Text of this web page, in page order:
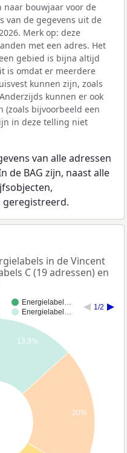
naar bouwjaar voor de
van de gegevens uit de
Merk op: deze
met een adres. Het
gebied is bijna altijd
is omdat er meerdere
kunnen zijn, zoals
kunnen er ook
(zoals bijvoorbeeld een
in deze telling niet
van alle adressen
de BAG zijn, naast alle
geregistreerd.
in de Vincent
C (19 adressen) en
Energielabel…
Energielabel…
1/2
13,3%
20%